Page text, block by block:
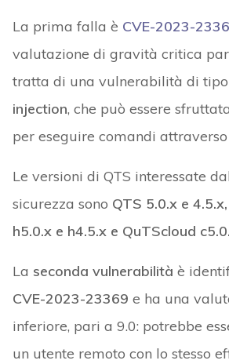
La prima falla è CVE-2023-
valutazione di gravità critica
tratta di una vulnerabilità di tipo
injection, che può essere
per eseguire comandi
Le versioni di QTS interessate
sicurezza sono QTS 5.0.x e
h5.0.x e h4.5.x e QuTScloud
La seconda vulnerabilità è
CVE-2023-23369 e ha una
inferiore, pari a 9.0: potrebbe
un utente remoto con lo stesso